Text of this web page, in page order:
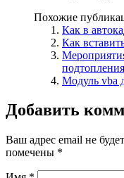
Похожие
Как в
Как
Модуль vba
Добавить
Ваш адрес email не
помечены *